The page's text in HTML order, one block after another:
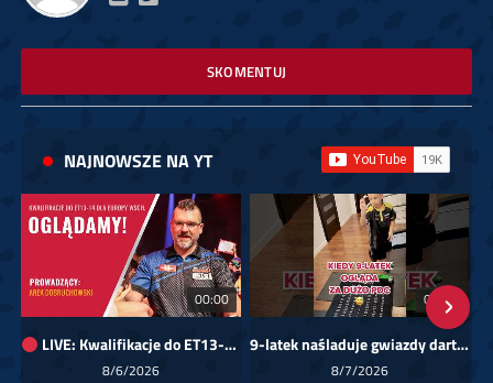
SKOMENTUJ
NAJNOWSZE NA YT
00:00
LIVE: Kwalifikacje do ET13-14 dla Europy Wschodniej
8/6/2026
01:08
9-latek naśladuje gwiazdy darta!
8/7/2026